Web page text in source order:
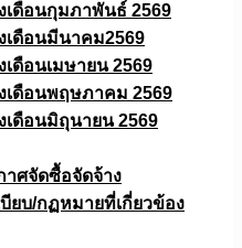
เดือนกุมภาพันธ์ 2569
เดือนมีนาคม2569
เดือนเมษายน 2569
เดือนพฤษภาคม 2569
เดือนมิถุนายน 2569
าศจัดซื้อจัดจ้าง
บียบ/กฏหมายที่เกี่ยวข้อง